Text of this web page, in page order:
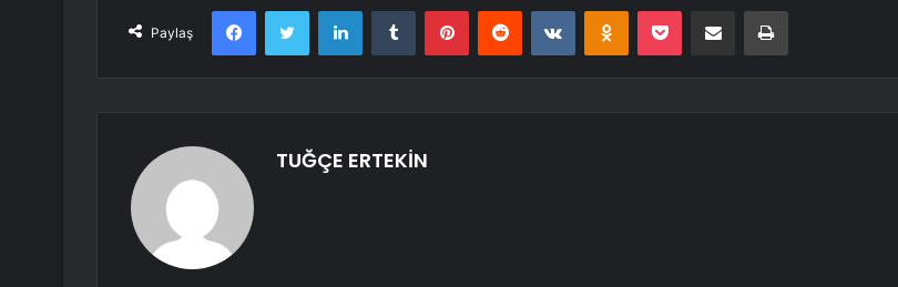
Paylaş
FacebookTwitter LinkedInTumblr PinterestReddit VKontakteOdnoklassniki
Pocket E-Posta ile paylaş Yazdır
TUĞÇE ERTEKİN